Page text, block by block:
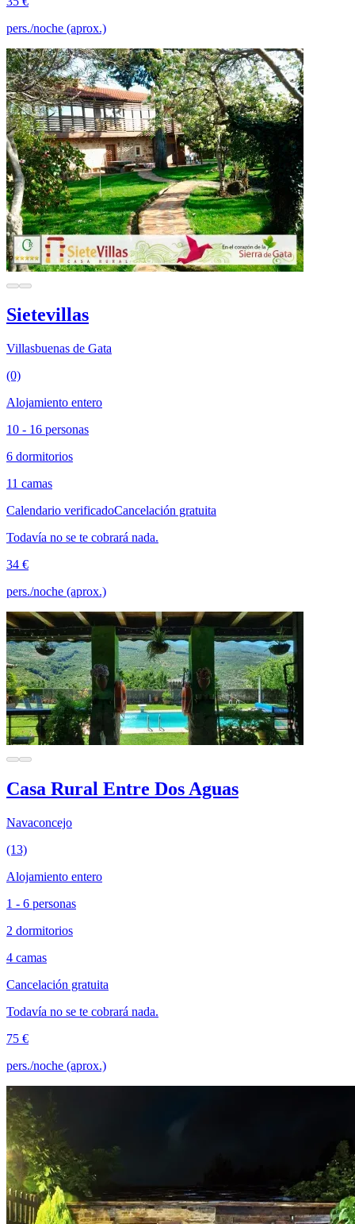
pers./noche (aprox.)
Sietevillas
Villasbuenas de Gata
(0)
Alojamiento entero
10 - 16 personas
6 dormitorios
11 camas
Calendario verificadoCancelación gratuita
Todavía no se te cobrará nada.
34 €
pers./noche (aprox.)
Casa Rural Entre Dos Aguas
Navaconcejo
(13)
Alojamiento entero
1 - 6 personas
2 dormitorios
4 camas
Cancelación gratuita
Todavía no se te cobrará nada.
75 €
pers./noche (aprox.)